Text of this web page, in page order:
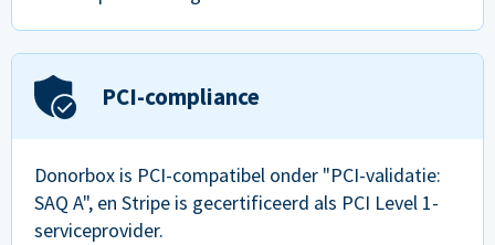
PCI-compliance
Donorbox is PCI-compatibel onder "PCI-validatie:
SAQ A", en Stripe is gecertificeerd als PCI Level 1-
serviceprovider.